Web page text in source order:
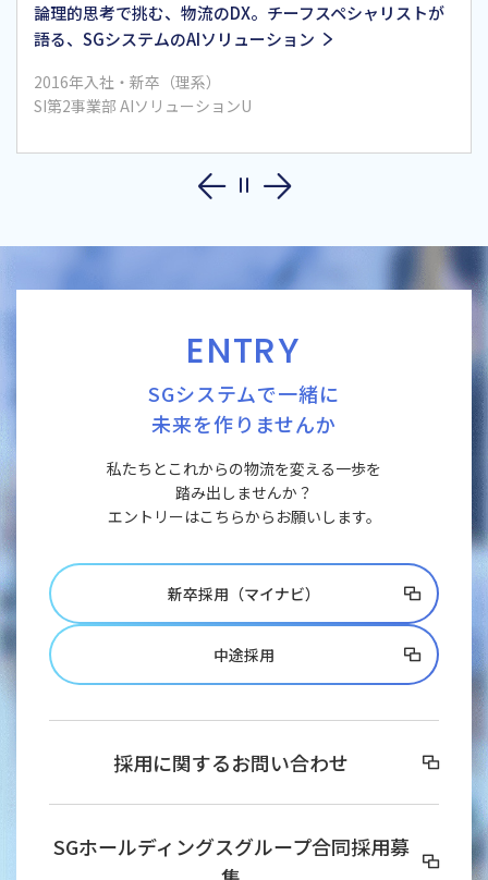
システム利用者と直接やり取りして、新機能を提案。エ
ンジニアとして、仕事の領域を広げられる
2023年入社・中途（理系）
SI第1事業部 勘定系U
ENTRY
SGシステムで一緒に
未来を作りませんか
私たちとこれからの物流を変える一歩を
踏み出しませんか？
エントリーはこちらからお願いします。
新卒採用（マイナビ）
中途採用
採用に関するお問い合わせ
SGホールディングスグループ合同採用募